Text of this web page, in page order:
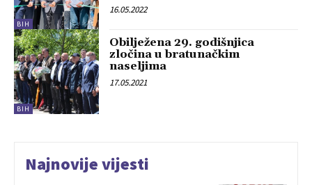
BIH
16.05.2022
BIH
Obilježena 29. godišnjica
zločina u bratunačkim
naseljima
17.05.2021
Najnovije vijesti